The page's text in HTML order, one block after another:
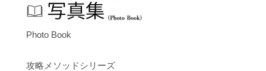
Photo Book
攻略メソッドシリーズ